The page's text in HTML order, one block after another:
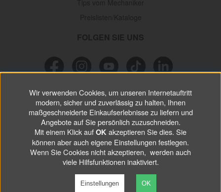
NEWSLETTER
Verpassen Sie keine Sonderaktionen, wichtigen Informationen und
nützlichen Tips.
ABONNIEREN
2026 VP Autoparts AB. All rights reserved.
Wir verwenden Cookies, um unseren Internetauftritt
modern, sicher und zuverlässig zu halten, Ihnen
maßgeschneiderte Einkaufserlebnisse zu liefern und
Angebote auf Sie persönlich zuzuschneiden.
Mit einem Klick aufOKakzeptieren Sie dies. Sie
können aber auch eigene Einstellungen festlegen.
Wenn Sie Cookies nicht akzeptieren, werden auch
viele Hilfsfunktionen inaktiviert.
Einstellungen OK